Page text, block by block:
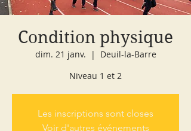
Condition physique
dim. 21 janv.
  |
Deuil-la-Barre
Niveau 1 et 2
Les inscriptions sont closes
Voir d'autres événements